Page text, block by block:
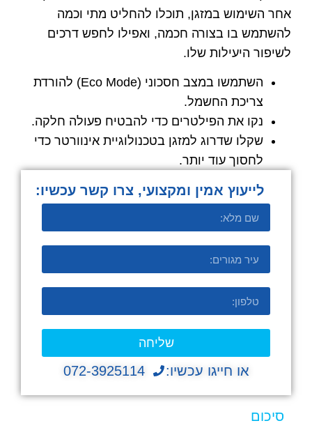
אחר השימוש במזגן, תוכלו להחליט מתי וכמה
להשתמש בו בצורה חכמה, ואפילו לחפש דרכים
לשיפור היעילות שלו.
השתמשו במצב חסכוני (Eco Mode) להורדת
צריכת החשמל.
נקו את הפילטרים כדי להבטיח פעולה חלקה.
שקלו שדרוג למזגן בטכנולוגיית אינוורטר כדי
לחסוך עוד יותר.
לייעוץ אמין ומקצועי, צרו קשר עכשיו:​
שליחה
או חייגו עכשיו: 072-3925114
סיכום